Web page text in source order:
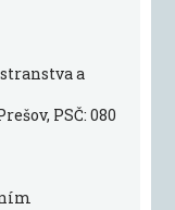
a
PSČ: 080